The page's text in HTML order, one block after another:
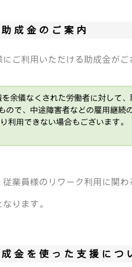
成金のご案内
ご利用いただける助成金がご
を余儀なくされた労働者に対して
ので、中途障害者などの雇用継続
利用できない場合もございます。
業員様のリワーク利用に関
ります。
金を使った支援につ